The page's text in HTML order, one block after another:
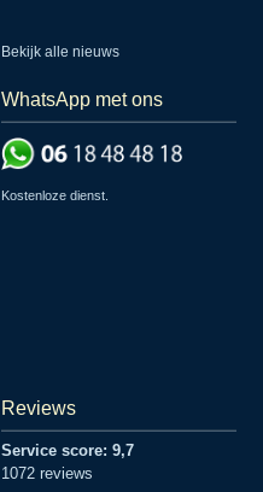
Bekijk alle nieuws
WhatsApp met ons
Kostenloze dienst.
Reviews
Service score: 9,7
1072 reviews